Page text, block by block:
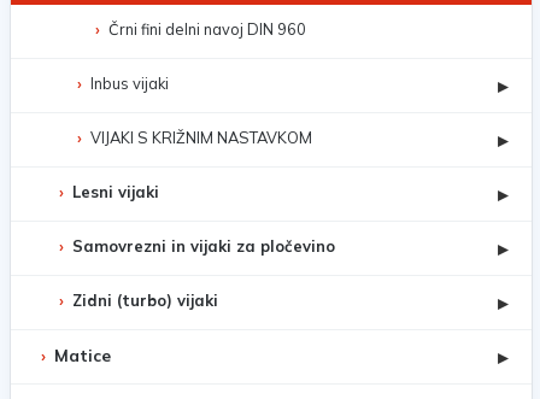
Črni fini delni navoj DIN 960
Inbus vijaki ▸
VIJAKI S KRIŽNIM NASTAVKOM ▸
Lesni vijaki ▸
Samovrezni in vijaki za pločevino ▸
Zidni (turbo) vijaki ▸
Matice ▸